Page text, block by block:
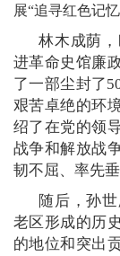
展“追寻红色记
林木成荫
进革命史馆廉
了一部尘封了
艰苦卓绝的环
绍了在党的领
战争和解放战
韧不屈、率先
随后，孙
老区形成的历
的地位和突出